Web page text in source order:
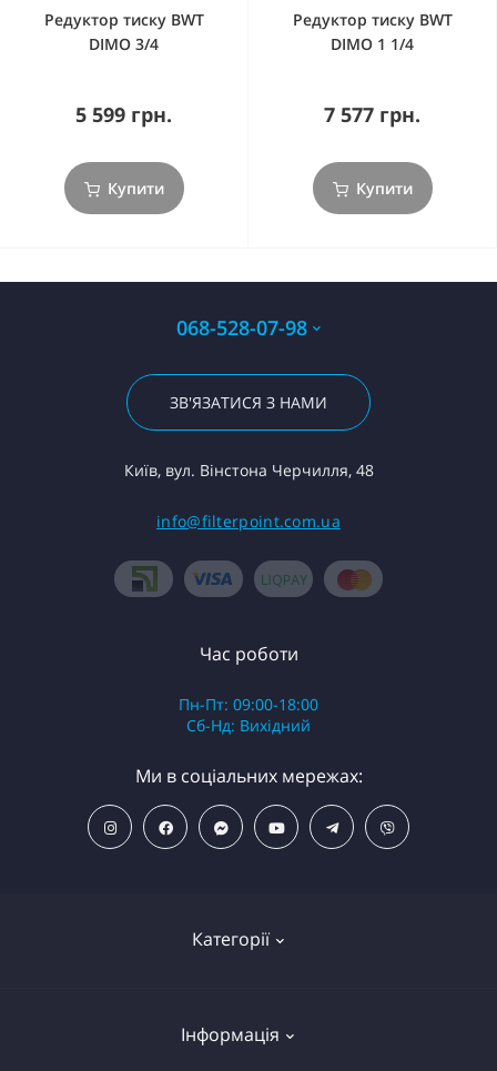
Редуктор тиску BWT
DIMO 3/4
5 599 грн.
Купити
Редуктор тиску BWT
DIMO 1 1/4
7 577 грн.
Купити
068-528-07-98
ЗВ'ЯЗАТИСЯ З НАМИ
Київ, вул. Вінстона Черчилля, 48
info@filterpoint.com.ua
Категорії
ПОПУЛЯРНІ ТОВАРИ
Інформація
Час роботи
Пн-Пт: 09:00-18:00
Сб-Нд: Вихідний
Ми в соціальних мережах: